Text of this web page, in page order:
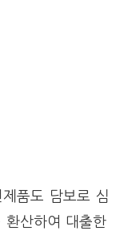
품도 담보로 심
산하여 대출한